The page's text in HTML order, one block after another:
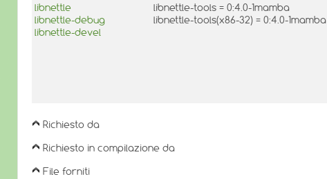
libnettle
libnettle-debug
libnettle-devel
libnettle-tools = 0:4.0-1mamba
libnettle-tools(x86-32) = 0:4.0-1mamba
Richiesto da
Richiesto in compilazione da
File forniti